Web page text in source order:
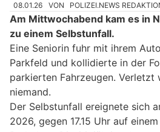
08.01.26 VON POLIZEI.NEWS
Am Mittwochabend kam es in
zu einem Selbstunfall.
Eine Seniorin fuhr mit ihrem
Parkfeld und kollidierte in der
parkierten Fahrzeugen. Verletzt
niemand.
Der Selbstunfall ereignete sich
2026, gegen 17.15 Uhr auf